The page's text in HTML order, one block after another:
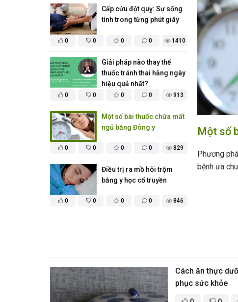
thay thế thuốc tránh thai hằng ngày
thì mọi người đều biết là thực dưỡng không có
loại thuốc tranh thai bằng thuốc Tây như vậy, mà nếu
thì tốt nhất vẫn là áp dụng cách ngừa thai theo tự nhiên
Một số
Phương
bệnh ưa
Cấp cứu đột quỵ: Sự sống
tính trong từng phút giây
0 0 0 0 1410
Giải pháp nào thay thế
thuốc tránh thai hằng ngày
hiệu quả nhất?
0 0 0 0 913
Một số bài thuốc chữa mất
ngủ bằng Đông y
0 0 0 0 829
Điều trị ra mồ hôi trộm
bằng y học cổ truyền
0 0 0 0 846
Cách ăn thực
phục sức khỏe